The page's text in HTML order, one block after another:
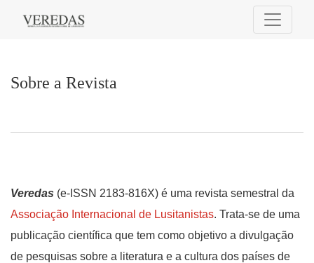
Sobre a Revista
Veredas (e-ISSN 2183-816X) é uma revista semestral da
Associação Internacional de Lusitanistas. Trata-se de uma
publicação científica que tem como objetivo a divulgação
de pesquisas sobre a literatura e a cultura dos países de